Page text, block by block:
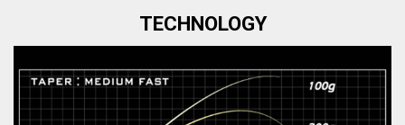
TECHNOLOGY